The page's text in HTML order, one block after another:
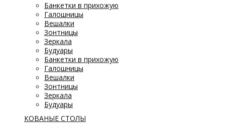
Банкетки в прихожую
Галошницы
Вешалки
Зонтницы
Зеркала
Будуары
Банкетки в прихожую
Галошницы
Вешалки
Зонтницы
Зеркала
Будуары
КОВАНЫЕ СТОЛЫ